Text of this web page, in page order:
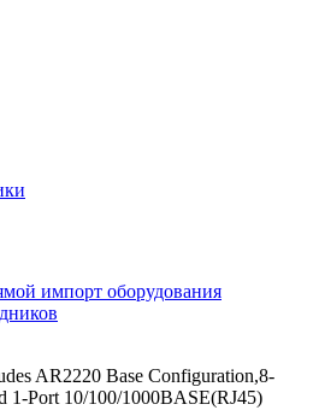
импорт оборудования
AR2220 Base Configuration,8-
1-Port 10/100/1000BASE(RJ45)